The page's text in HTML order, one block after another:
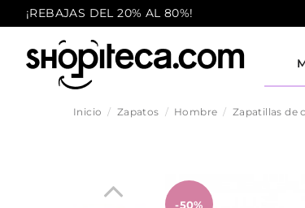
¡REBAJAS DEL 20% AL 80%!
Inicio Zapatos Hombre Zapatillas de
-50%